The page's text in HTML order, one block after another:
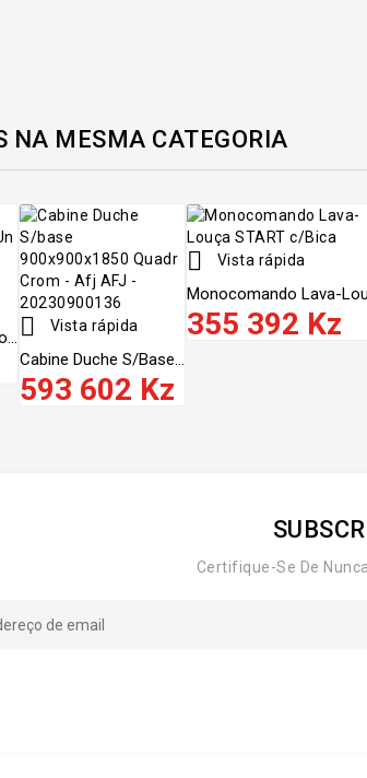
NA MESMA CATEGORIA
 Vista rápida
Cabine Duche S/base...
593 602 Kz
 Vista rápida
Monocomando Lava-
355 392 Kz
Certifique-Se De